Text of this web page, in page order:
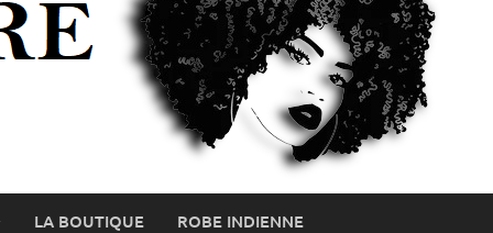
LA BOUTIQUE ROBE INDIENNE